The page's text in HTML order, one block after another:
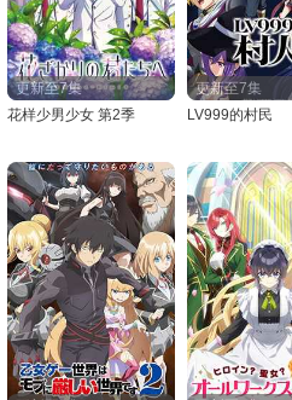
更新至7集
花样少男少女 第2季
更新至7集
LV999的村民